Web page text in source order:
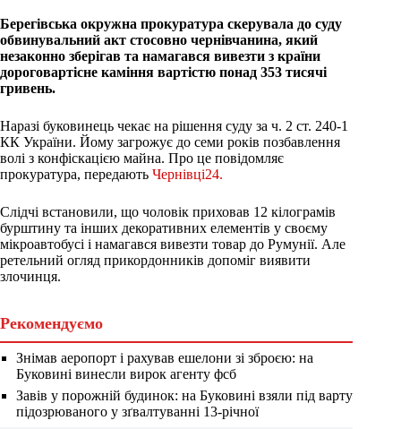
Берегівська окружна прокуратура скерувала до суду
обвинувальний акт стосовно чернівчанина, який
незаконно зберігав та намагався вивезти з країни
дороговартісне каміння вартістю понад 353 тисячі
гривень.
Наразі буковинець чекає на рішення суду за ч. 2 ст. 240-1
КК України. Йому загрожує до семи років позбавлення
волі з конфіскацією майна. Про це повідомляє
прокуратура, передають Чернівці24.
Слідчі встановили, що чоловік приховав 12 кілограмів
бурштину та інших декоративних елементів у своєму
мікроавтобусі і намагався вивезти товар до Румунії. Але
ретельний огляд прикордонників допоміг виявити
злочинця.
Рекомендуємо
Знімав аеропорт і рахував ешелони зі зброєю: на
Буковині винесли вирок агенту фсб
Завів у порожній будинок: на Буковині взяли під варту
підозрюваного у зґвалтуванні 13-річної